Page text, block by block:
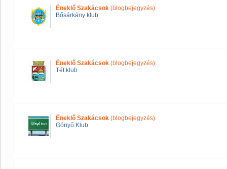
Éneklő Szakácsok (blogbejegyzés)
Bősárkány klub
Éneklő Szakácsok (blogbejegyzés)
Tét klub
Éneklő Szakácsok (blogbejegyzés)
Gönyű Klub